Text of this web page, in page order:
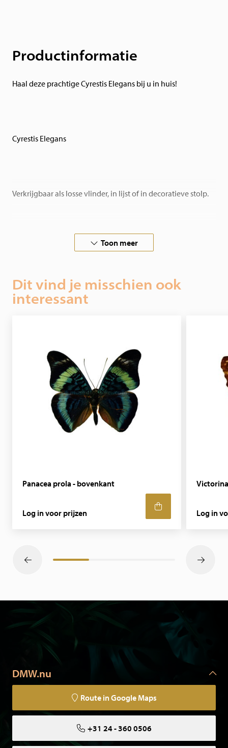
Productinformatie
Haal deze prachtige Cyrestis Elegans bij u in huis!
Cyrestis Elegans
Verkrijgbaar als losse vlinder, in lijst of in decoratieve stolp.
In samenwerking met vlinderboerderijen over de hele
Toon meer
Dit vind je misschien ook
interessant
Panacea prola - bovenkant
Log in voor prijzen Log in
DMW.nu
Route in Google Maps
+31 24 - 360 0506